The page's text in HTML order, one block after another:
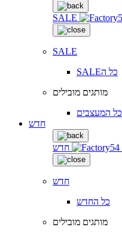
SALE
SALE
SALEכל ה
מותגים מובילים
כל המעצבים
חדש
חדש
חדש
כל החדש
מותגים מובילים